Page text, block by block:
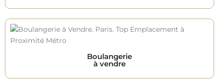
Boulangerie
à vendre